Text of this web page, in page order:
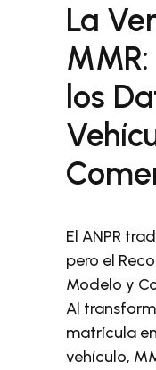
La
los
El ANPR
pero el
Modelo y
Al
matrícula
vehículo,